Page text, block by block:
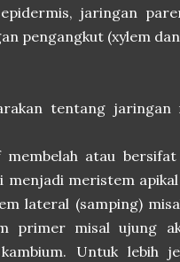
jaringan
pengangkut (xylem
tentang jaringan
atau
menjadi meristem
lateral (samping)
primer misal ujung
Untuk lebih